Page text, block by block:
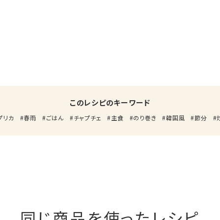
このレシピのキーワード
リカ 春雨 ごはん チャプチェ 主食 のり巻き 韓国風 節分